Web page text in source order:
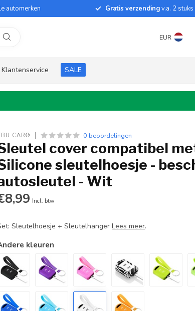
automerken Gratis verzendingv.a. 2 stuks
EUR
Klantenservice SALE
CAR® 0 beoordelingen
cover compatibel
sleutelhoesje -
- Wit
Incl. btw
Sleutelhoesje + SleutelhangerLees meer.
kleuren